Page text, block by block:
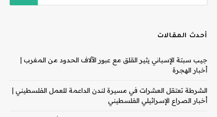
أحدث المقالات
جيب سبتة الإسباني يثير القلق مع عبور الآلاف الحدود من المغرب |
أخبار الهجرة
الشرطة تعتقل العشرات في مسيرة لندن الداعمة للعمل الفلسطيني |
أخبار الصراع الإسرائيلي الفلسطيني